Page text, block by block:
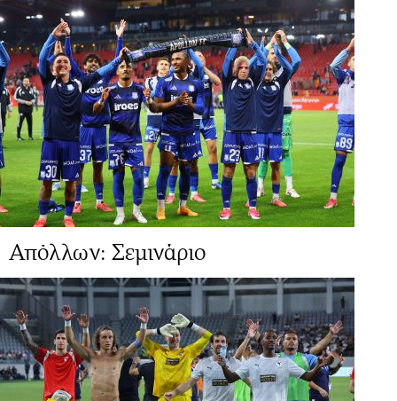
Απόλλων: Σεμινάριο